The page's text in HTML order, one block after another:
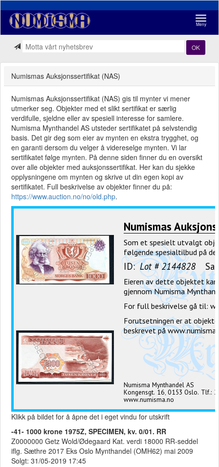
Meny
OK
Numismas Auksjonssertifikat (NAS)
Numismas Auksjonssertifikat (NAS) gis til mynter vi mener
utmerker seg. Objekter med et slikt sertifikat er særlig
verdifulle, sjeldne eller av spesiell interesse for samlere.
Numisma Mynthandel AS utsteder sertifikatet på selvstendig
basis. Det gir deg som eier av mynten en ekstra trygghet, og
en garanti dersom du velger å videreselge mynten. Vi lar
sertifikatet følge mynten. På denne siden finner du en oversikt
over alle objekter med auksjonssertifikat. Her kan du sjekke
opplysningene om mynten og skrive ut din egen kopi av
sertifikatet. Full beskrivelse av objekter finner du på:
https://www.auction.no/no/old.php.
Klikk på bildet for å åpne det i eget vindu for utskrift
-41- 1000 krone 1975Z, SPECIMEN, kv. 0/01. RR
Z0000000 Getz Wold/Ødegaard Kat. verdi 18000 RR-seddel
iflg. Sæthre 2017 Eks Oslo Mynthandel (OMH62) mai 2009
Solgt: 31/05-2019 17:45